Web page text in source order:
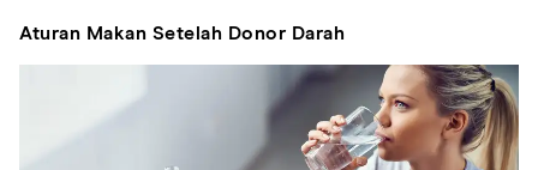
Aturan Makan Setelah Donor Darah